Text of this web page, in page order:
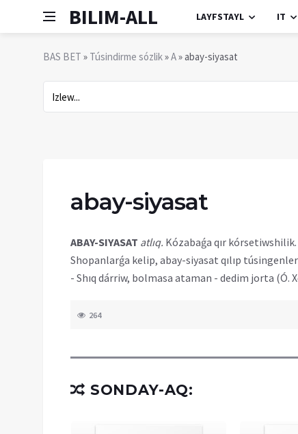
BILIM-ALL LAYFSTAYL IT
BAS BET » Túsindirme sózlik»A» abay-siyasat
abay-siyasat
ABAY-SIYASAT atlıq. Kózabaǵa qır kórsetiwshilik.
Shopanlarǵa kelip, abay-siyasat qılıp
- Shıq dárriw, bolmasa ataman - dedim jorta (Ó.
264
SONDAY-AQ: